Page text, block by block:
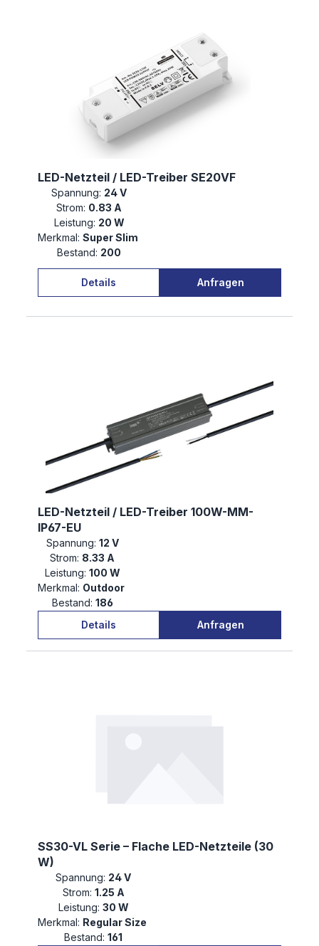
LED-Netzteil / LED-Treiber SE20VF
Spannung: 24 V
Strom: 0.83 A
Leistung: 20 W
Merkmal: Super Slim
Bestand: 200
Details Anfragen
LED-Netzteil / LED-Treiber 100W-MM-
IP67-EU
Spannung: 12 V
Strom: 8.33 A
Leistung: 100 W
Merkmal: Outdoor
Bestand: 186
Details
Anfragen
SS30-VL Serie – Flache LED-Netzteile (30
W)
Spannung: 24 V
Strom: 1.25 A
Leistung: 30 W
Merkmal: Regular Size
Bestand: 161